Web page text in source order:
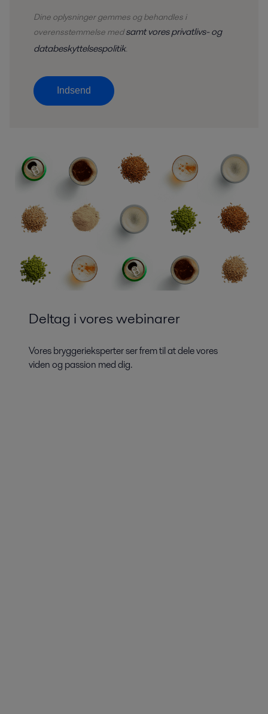
Dine oplysninger gemmes og behandles i
overensstemmelse medsamt vores privatlivs- og
databeskyttelsespolitik.
Indsend
Deltag i vores webinarer
Vores bryggerieksperter ser frem til at dele vores
viden og passion med dig.